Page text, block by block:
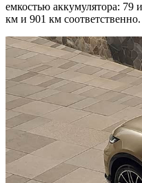
емкостью аккумулятора: 79
км и 901 км соответственно.